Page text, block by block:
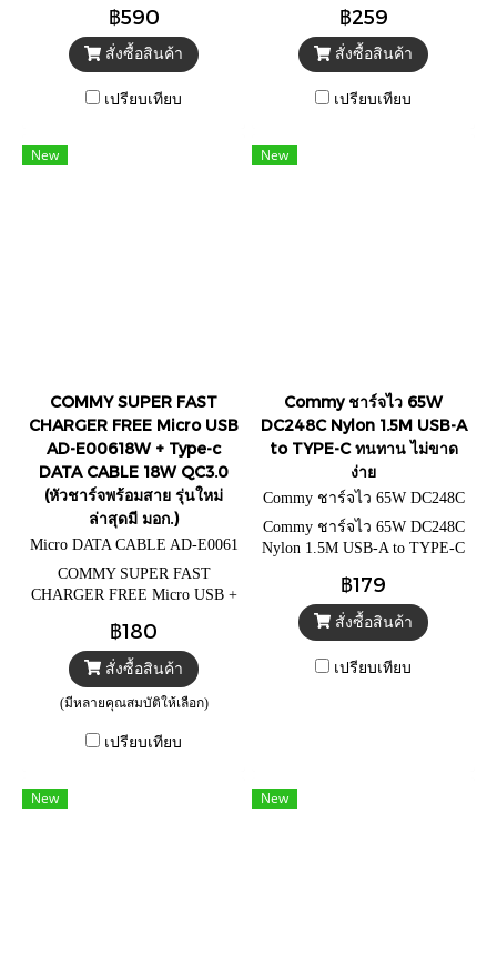
฿590
สั่งซื้อสินค้า
เปรียบเทียบ
฿259
สั่งซื้อสินค้า
เปรียบเทียบ
New
COMMY SUPER FAST
CHARGER FREE Micro USB
AD-E00618W + Type-c
DATA CABLE 18W QC3.0
(หัวชาร์จพร้อมสาย รุ่นใหม่
ล่าสุดมี มอก.)
Micro DATA CABLE AD-E0061
8W
COMMY SUPER FAST
CHARGER FREE Micro USB +
QC3.0 (หัวชาร์จพร้อมสาย รุ่น
ใหม่ล่าสุดมี มอก.) AD-E0006
18W / ADD1801C
฿180
สั่งซื้อสินค้า
(มีหลายคุณสมบัติให้เลือก)
เปรียบเทียบ
New
Commy ชาร์จไว 65W
DC248C Nylon 1.5M USB-A
to TYPE-C ทนทาน ไม่ขาด
ง่าย
Commy ชาร์จไว 65W DC248C
Nylon 1.5M USB-A to TYPE-C
Commy ชาร์จไว 65W DC248C
Nylon 1.5M USB-A to TYPE-C
฿179
สั่งซื้อสินค้า
เปรียบเทียบ
New New